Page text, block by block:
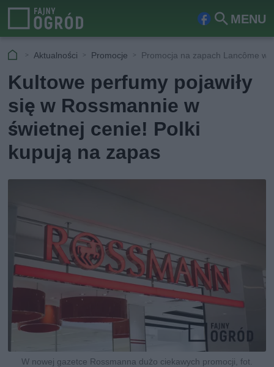
MENU
Fa
ook
Szu
kaj
Aktualności Promocje Promocja na zapach Lancôme w
Kultowe perfumy pojawiły
się w Rossmannie w
świetnej cenie! Polki
kupują na zapas
W nowej gazetce Rossmanna dużo ciekawych promocji, fot.